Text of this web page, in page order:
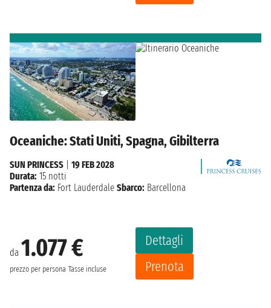
Oceaniche: Stati Uniti, Spagna, Gibilterra
da 1.077 €
prezzo per persona Tasse incluse
Dettagli
Prenota
SUN PRINCESS
19 FEB 2028
Durata: 15 notti
Partenza da: Fort Lauderdale Sbarco: Barcellona